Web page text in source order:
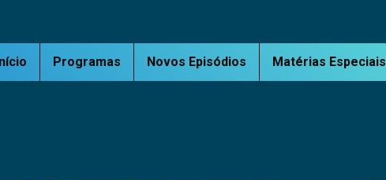
Programas Novos Episódios Matérias Especiais